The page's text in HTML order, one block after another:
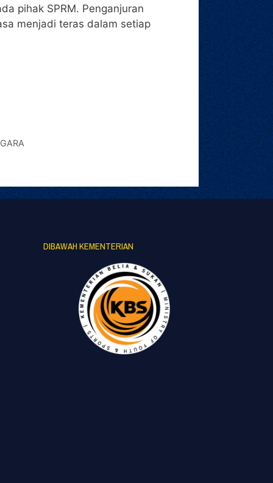
pihak SPRM. Penganjuran
menjadi teras dalam setiap
DIBAWAH KEMENTERIAN